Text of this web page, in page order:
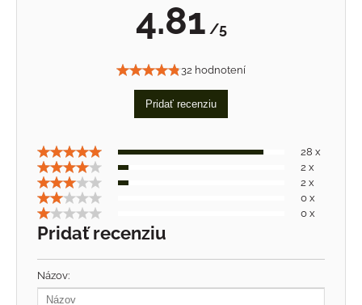
4.81 /5
32 hodnotení
Pridať recenziu
28 x
2 x
2 x
0 x
0 x
Pridať recenziu
Názov: